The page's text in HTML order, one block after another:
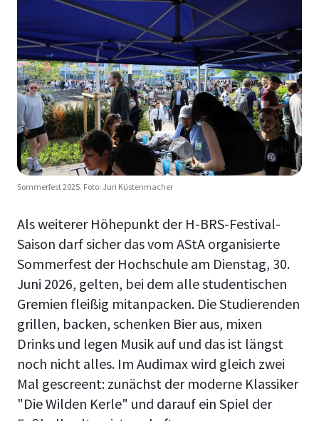
Sommerfest 2025. Foto: Juri Küstenmacher
Als weiterer Höhepunkt der H-BRS-Festival-
Saison darf sicher das vom AStA organisierte
Sommerfest der Hochschule am Dienstag, 30.
Juni 2026, gelten, bei dem alle studentischen
Gremien fleißig mitanpacken. Die Studierenden
grillen, backen, schenken Bier aus, mixen
Drinks und legen Musik auf und das ist längst
noch nicht alles. Im Audimax wird gleich zwei
Mal gescreent: zunächst der moderne Klassiker
"Die Wilden Kerle" und darauf ein Spiel der